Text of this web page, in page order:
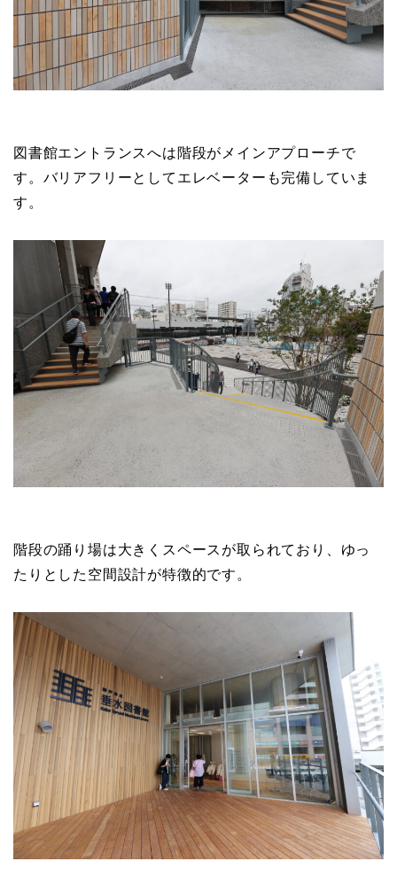
図書館エントランスへは階段がメインアプローチで
す。バリアフリーとしてエレベーターも完備していま
す。
階段の踊り場は大きくスペースが取られており、ゆっ
たりとした空間設計が特徴的です。